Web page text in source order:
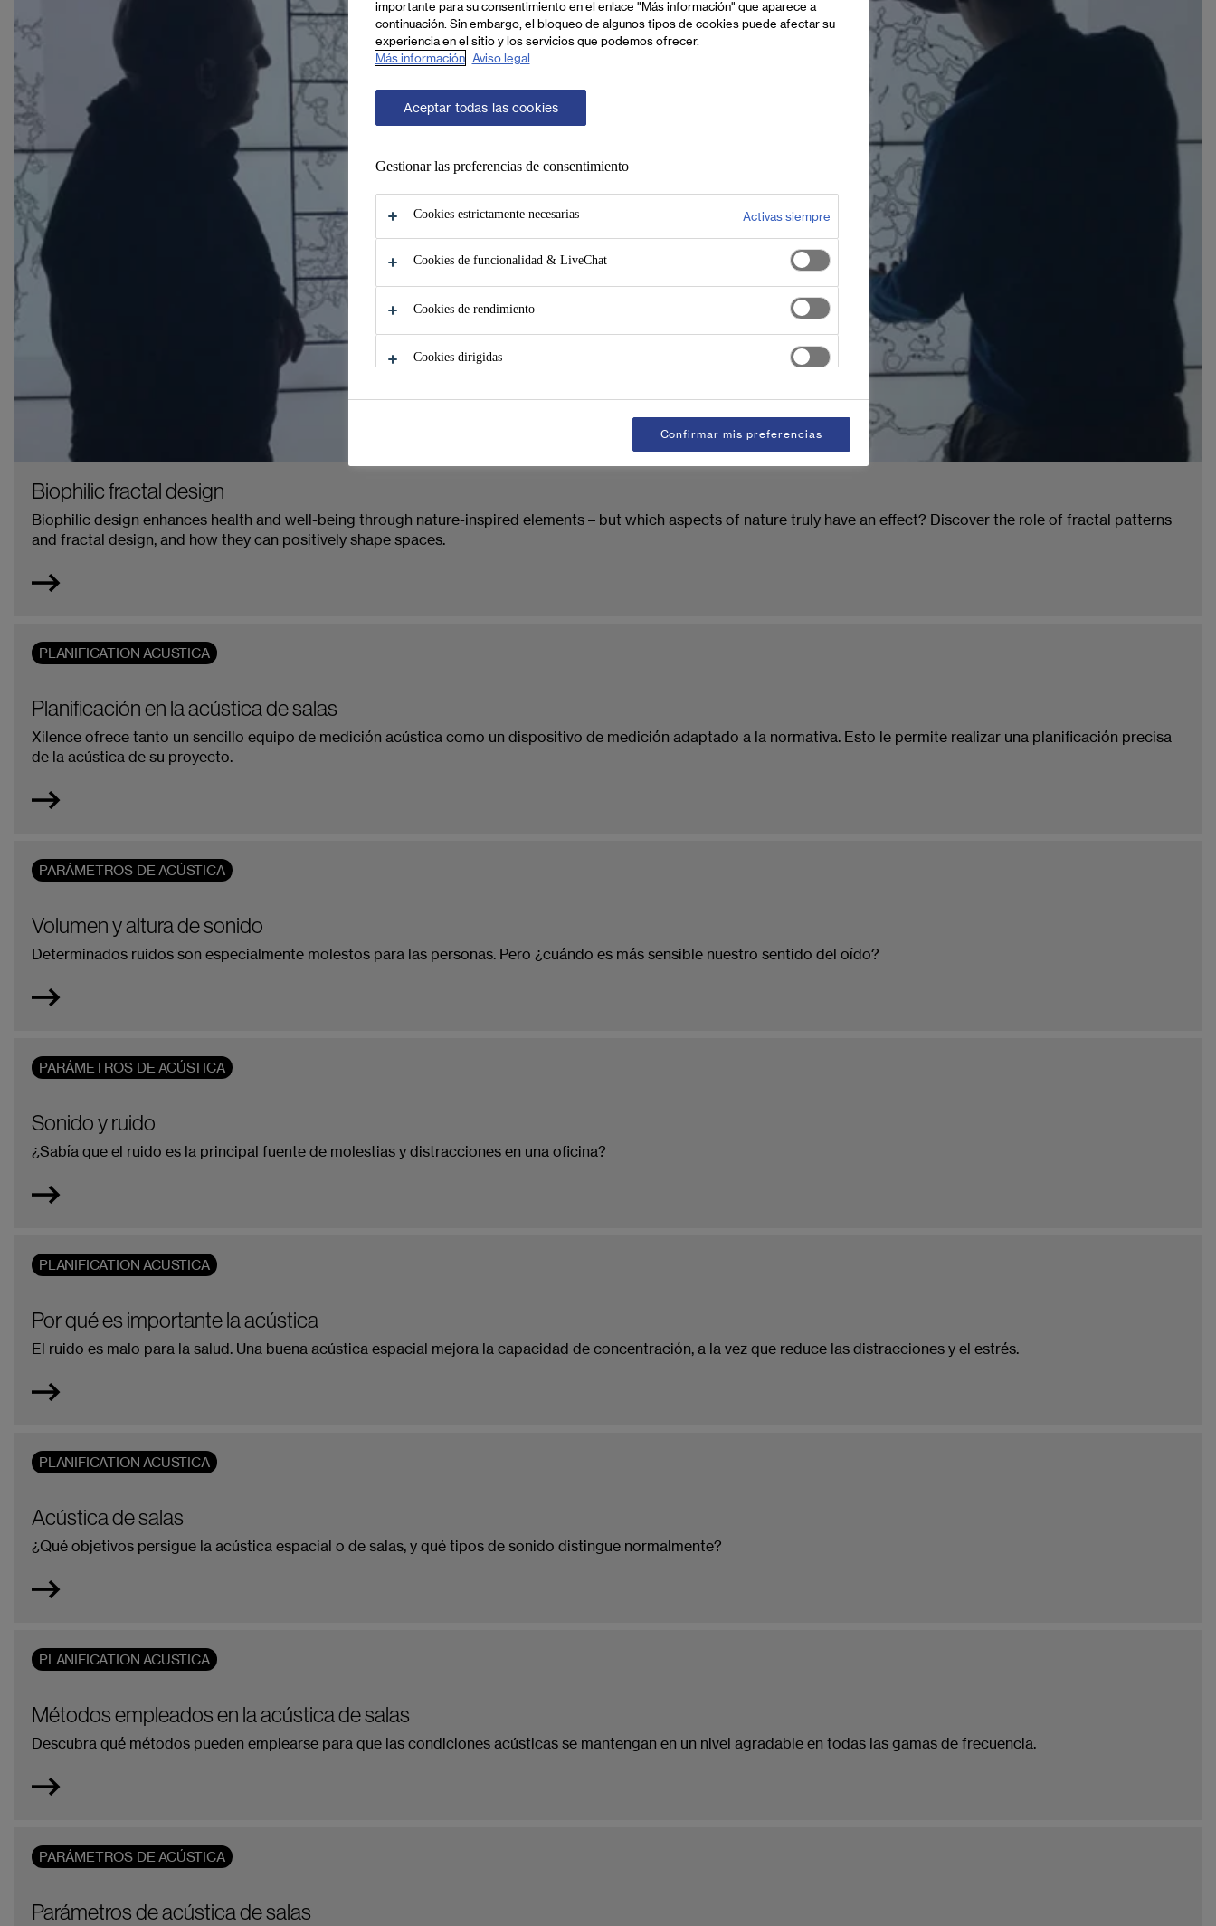
Biophilic fractal design
Biophilic design enhances health and well-being through nature-inspired elements – but which aspects of nature truly have an effect? Discover the role of fractal patterns
and fractal design, and how they can positively shape spaces.
PLANIFICATION ACUSTICA
Planificación en la acústica de salas
Xilence ofrece tanto un sencillo equipo de medición acústica como un dispositivo de medición adaptado a la normativa. Esto le permite realizar una planificación precisa
de la acústica de su proyecto.
PARÁMETROS DE ACÚSTICA
Volumen y altura de sonido
Determinados ruidos son especialmente molestos para las personas. Pero ¿cuándo es más sensible nuestro sentido del oído?
PARÁMETROS DE ACÚSTICA
Sonido y ruido
¿Sabía que el ruido es la principal fuente de molestias y distracciones en una oficina?
PLANIFICATION ACUSTICA
Por qué es importante la acústica
El ruido es malo para la salud. Una buena acústica espacial mejora la capacidad de concentración, a la vez que reduce las distracciones y el estrés.
PLANIFICATION ACUSTICA
Acústica de salas
¿Qué objetivos persigue la acústica espacial o de salas, y qué tipos de sonido distingue normalmente?
PLANIFICATION ACUSTICA
Métodos empleados en la acústica de salas
Descubra qué métodos pueden emplearse para que las condiciones acústicas se mantengan en un nivel agradable en todas las gamas de frecuencia.
PARÁMETROS DE ACÚSTICA
Parámetros de acústica de salas
importante para su consentimiento en el enlace "Más información" que aparece a
continuación. Sin embargo, el bloqueo de algunos tipos de cookies puede afectar su
experiencia en el sitio y los servicios que podemos ofrecer.
Más información Aviso legal
Aceptar todas las cookies
Gestionar las preferencias de consentimiento
Cookies estrictamente necesarias Activas siempre
Cookies de funcionalidad & LiveChat
Cookies de rendimiento
Cookies dirigidas
Confirmar mis preferencias